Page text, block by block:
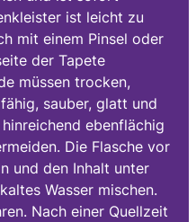
ist leicht zu
mit einem Pinsel oder
der Tapete
müssen trocken,
sauber, glatt und
ebenflächig
Die Flasche vor
und den Inhalt unter
Wasser mischen.
Nach einer Quellzeit